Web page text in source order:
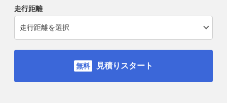
走行距離
見積りスタート